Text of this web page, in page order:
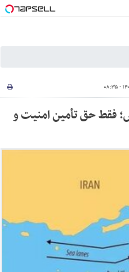
فقط حق تأمین امنیت و